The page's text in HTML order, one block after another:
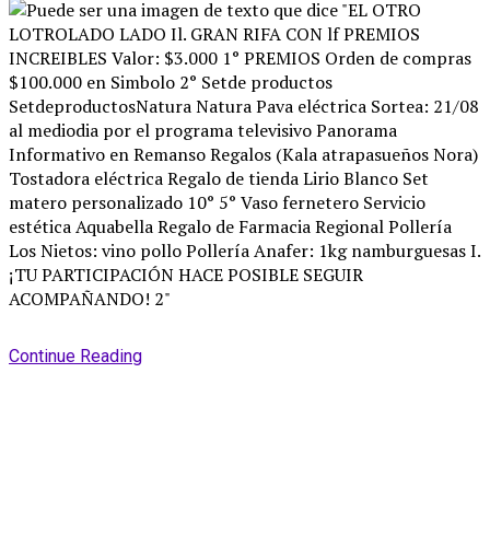
Continue Reading